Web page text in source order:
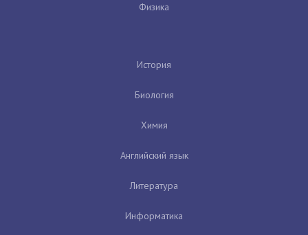
Физика
История
Биология
Химия
Английский язык
Литература
Информатика